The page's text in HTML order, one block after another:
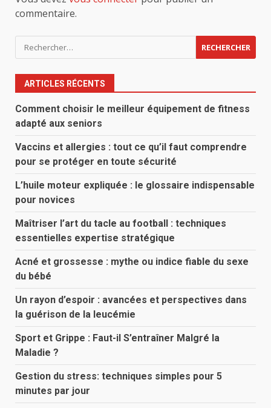
commentaire.
Rechercher :
ARTICLES RÉCENTS
Comment choisir le meilleur équipement de fitness
adapté aux seniors
Vaccins et allergies : tout ce qu’il faut comprendre
pour se protéger en toute sécurité
L’huile moteur expliquée : le glossaire indispensable
pour novices
Maîtriser l’art du tacle au football : techniques
essentielles expertise stratégique
Acné et grossesse : mythe ou indice fiable du sexe
du bébé
Un rayon d’espoir : avancées et perspectives dans
la guérison de la leucémie
Sport et Grippe : Faut-il S’entraîner Malgré la
Maladie ?
Gestion du stress: techniques simples pour 5
minutes par jour